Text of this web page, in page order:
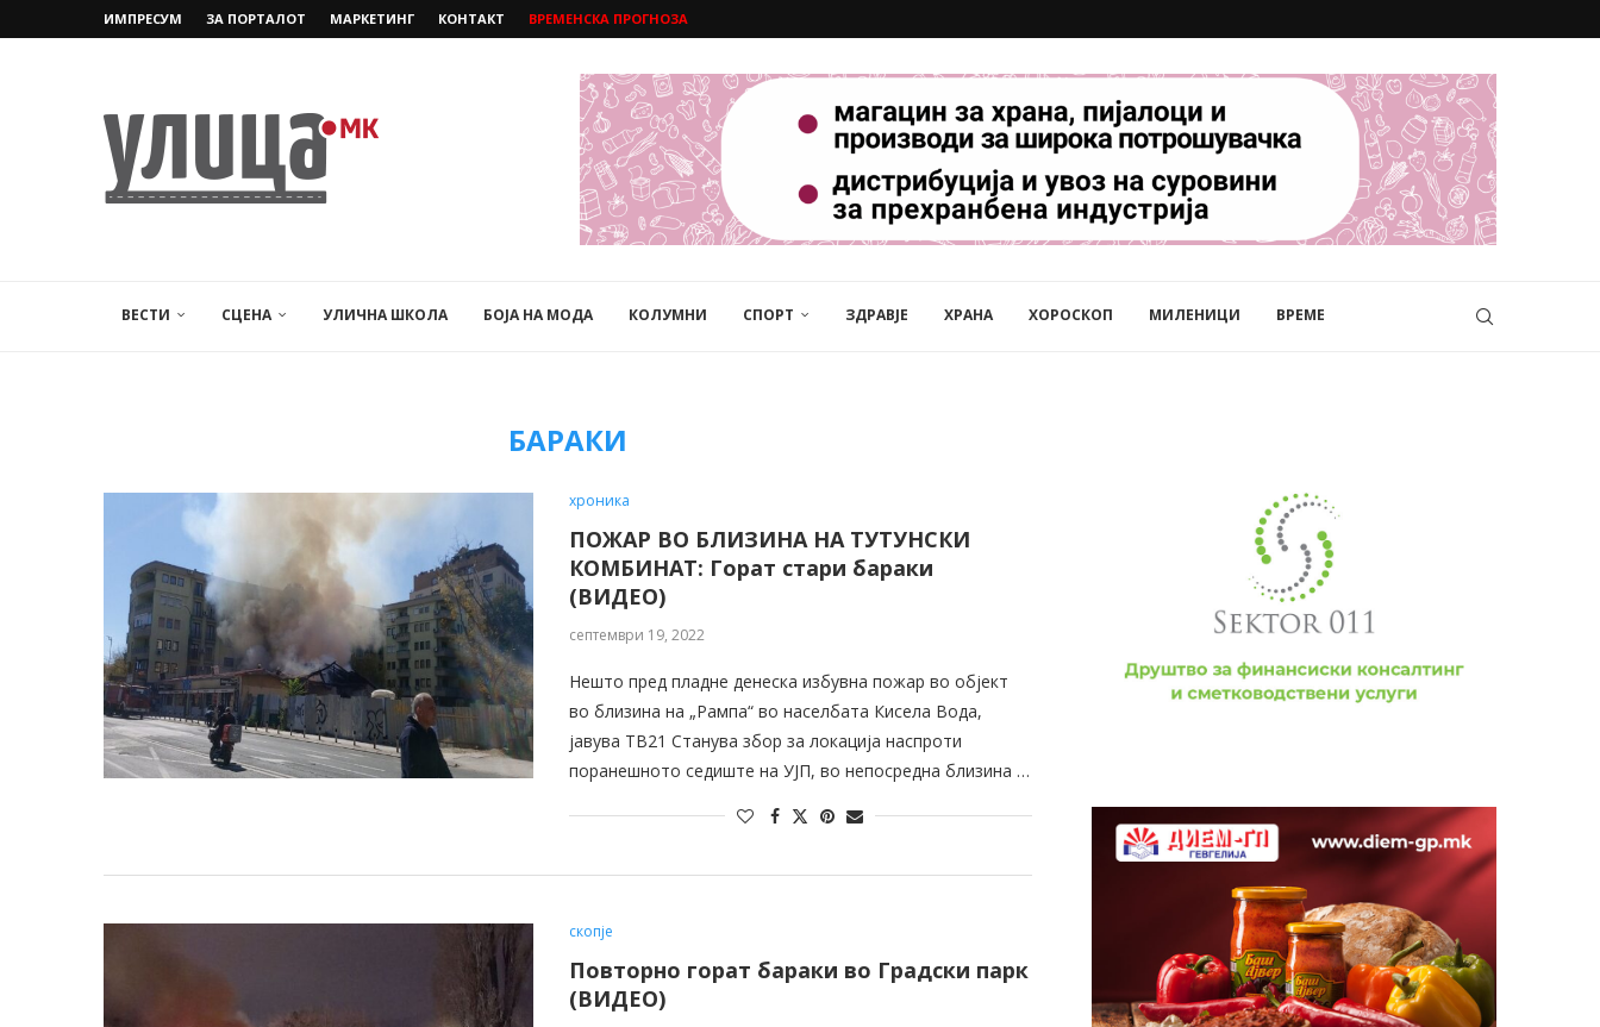
ИМПРЕСУМ ЗА ПОРТАЛОТ МАРКЕТИНГ КОНТАКТ ВРЕМЕНСКА ПРОГНОЗА
ВЕСТИ СЦЕНА УЛИЧНА ШКОЛА БОЈА НА МОДА КОЛУМНИ СПОРТ ЗДРАВЈЕ ХРАНА ХОРОСКОП МИЛЕНИЦИ ВРЕМЕ
БАРАКИ
хроника
ПОЖАР ВО БЛИЗИНА НА ТУТУНСКИ
КОМБИНАТ: Горат стари бараки
(ВИДЕО)
септември 19, 2022
Нешто пред пладне денеска избувна пожар во објект
во близина на „Рампа“ во населбата Кисела Вода,
јавува ТВ21 Станува збор за локација наспроти
поранешното седиште на УЈП, во непосредна близина …
скопје
Повторно горат бараки во Градски парк
(ВИДЕО)